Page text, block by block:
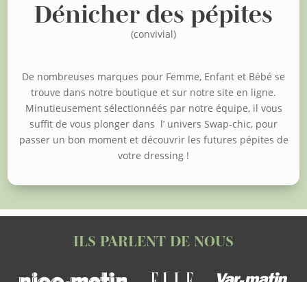
Dénicher des pépites
(convivial)
De nombreuses marques pour Femme, Enfant et Bébé se
trouve dans notre boutique et sur notre site en ligne.
Minutieusement sélectionnéés par notre équipe, il vous
suffit de vous plonger dans l’ univers Swap-chic, pour
passer un bon moment et découvrir les futures pépites de
votre dressing !
ILS PARLENT DE NOUS